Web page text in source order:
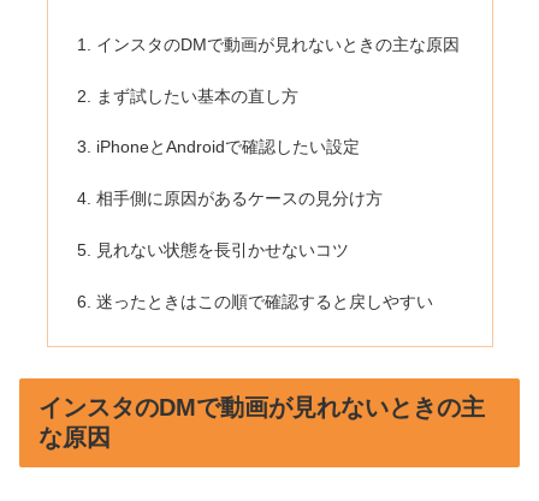
インスタのDMで動画が見れないときの主な原因
まず試したい基本の直し方
iPhoneとAndroidで確認したい設定
相手側に原因があるケースの見分け方
見れない状態を長引かせないコツ
迷ったときはこの順で確認すると戻しやすい
インスタのDMで動画が見れないときの主
な原因